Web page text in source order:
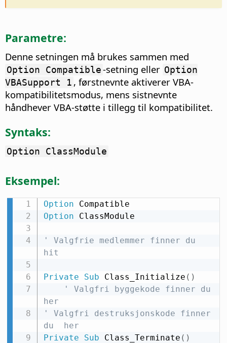
Parametre:
Denne setningen må brukes sammen med
Option Compatible-setning eller Option
VBASupport 1 , førstnevnte aktiverer VBA-
kompatibilitetsmodus, mens sistnevnte
håndhever VBA-støtte i tillegg til kompatibilitet.
Syntaks:
Option ClassModule
Eksempel:
Option
Option ClassModule
' Valgfrie medlemmer finner du
hit
Private Sub Class_Initialize ( )
' Valgfri byggekode finner du
her
' Valgfri destruksjonskode finner
du  her
Private
Sub Class_Terminate ( )